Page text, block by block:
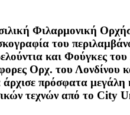
Φιλαρμονική
του
και Φούγκες του
Ορχ. του Λονδίνου
πρόσφατα μεγάλη
τεχνών από το City